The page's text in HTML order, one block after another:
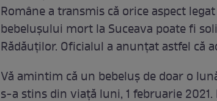
Române a transmis că orice aspect
bebelușului mort la Suceava poate fi
Rădăuţilor. Oficialul a anunțat astfel că
Vă amintim că un bebeluș de doar o
s-a stins din viață luni, 1 februarie